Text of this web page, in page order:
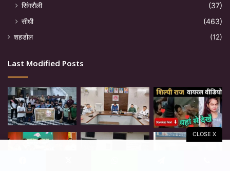
सिंगरौली
(37)
सीधी
(463)
शहडोल (12)
Last Modified Posts
CLOSE X